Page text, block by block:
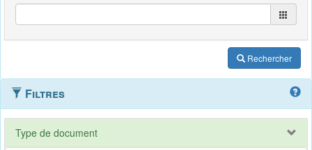
Rechercher
Filtres
Type de document